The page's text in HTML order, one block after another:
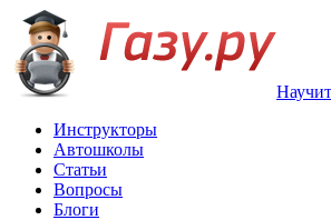
Инструкторы
Автошколы
Статьи
Вопросы
Блоги